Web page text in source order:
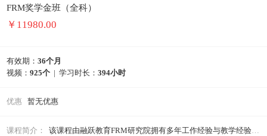
FRM奖学金班（全科）
￥ 11980.00
有效期：36个月
视频：925个 | 学习时长：394小时
优惠 暂无优惠
课程简介： 该课程由融跃教育FRM研究院拥有多年工作经验与教学经验的精英讲师亲自授课，紧贴FRM考试新大纲，通过直播师生互动、录播回放巩固复习等多元化的教学方式，辅以在线学习平台，突破传统教学的限制。享受专属班主任督学、定制学习计划、不限次数答疑、社群学习等模式，让学员在学到知识的同时，快速通过考试。